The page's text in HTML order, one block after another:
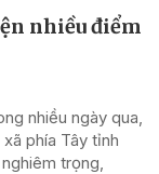
nhiều điểm
nhiều ngày qua,
phía Tây tỉnh
trọng,